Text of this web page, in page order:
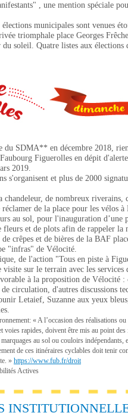
, une mention spéciale
élections municipales sont venues
triomphale place Georges
soleil. Quatre listes aux élections
SDMA** en décembre 2018,
Figuerolles en dépit
2019.
s'organisent et plus de 2000
de nombreux riverains,
de la place pour les vélos à
au sol, pour l'inauguration d’une
et de plots afin de rappeler la
crêpes et de bières de la BAF
"infras" de Vélocité.
de l'action "Tous en piste à
sur le terrain avec les services
à la proposition de Vélocité :
circulation, d'autres discussions
Letaief, Suzanne aux yeux
« A l’occasion des réalisations
voies rapides, doivent être mis au point
au sol ou couloirs indépendants,
de ces itinéraires cyclables doit tenir
» https://www.fub.fr/droit
Actives